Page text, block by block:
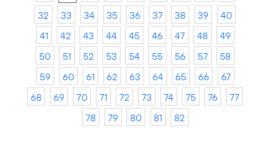
32
33 34 35 36 37 38 39
40
41
42 43 44 45 46 47 48
49
50
51 52 53 54 55 56 57
58
59
60 61 62 63 64 65 66
67
68
69 70 71 72 73 74 75 76
77
78
79 80 81 82